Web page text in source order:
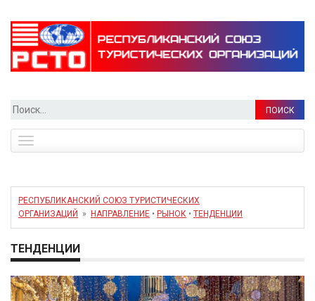
Найти:
navigation
РЕСПУБЛИКАНСКИЙ СОЮЗ ТУРИСТИЧЕСКИХ
ОРГАНИЗАЦИЙ
» НАПРАВЛЕНИЕ • РЫНОК • ТЕНДЕНЦИИ
ТЕНДЕНЦИИ